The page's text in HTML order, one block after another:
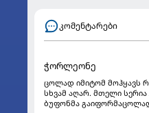
კომენტარები
ჭორლეონე
ცოლად იმიტომ მოჰყავს
სხვამ აღარ. მთელი
ბუფონმა